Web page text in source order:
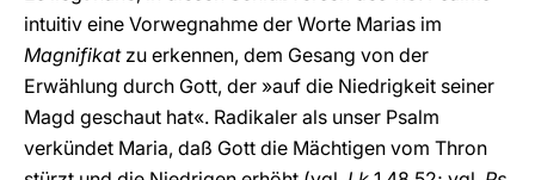
intuitiv eine Vorwegnahme der Worte Marias im
Magnifikatzu erkennen, dem Gesang von der
Erwählung durch Gott, der »auf die Niedrigkeit seiner
Magd geschaut hat«. Radikaler als unser Psalm
verkündet Maria, daß Gott die Mächtigen vom Thron